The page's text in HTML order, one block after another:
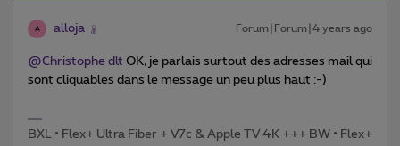
A alloja Forum|Forum|4 years ago
@Christophe dlt OK, je parlais surtout des adresses mail qui
sont cliquables dans le message un peu plus haut :-)
BXL • Flex+ Ultra Fiber + V7c & Apple TV 4K +++ BW • Flex+